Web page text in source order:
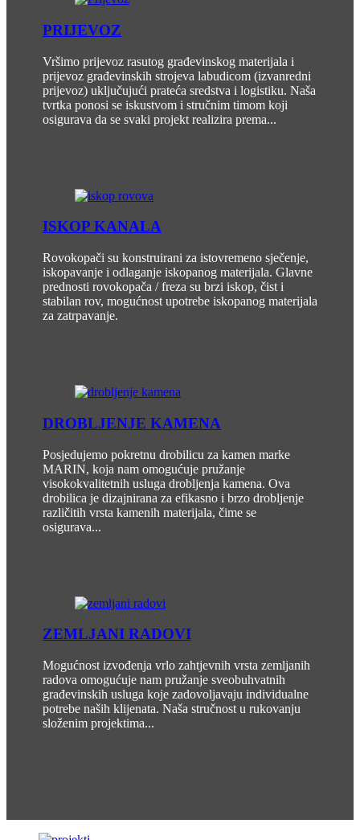
PRIJEVOZ
Vršimo prijevoz rasutog građevinskog materijala i
prijevoz građevinskih strojeva labudicom (izvanredni
prijevoz) uključujući prateća sredstva i logistiku. Naša
tvrtka ponosi se iskustvom i stručnim timom koji
osigurava da se svaki projekt realizira prema...
ISKOP KANALA
Rovokopači su konstruirani za istovremeno sječenje,
iskopavanje i odlaganje iskopanog materijala. Glavne
prednosti rovokopača / freza su brzi iskop, čist i
stabilan rov, mogućnost upotrebe iskopanog materijala
za zatrpavanje.
DROBLJENJE KAMENA
Posjedujemo pokretnu drobilicu za kamen marke
MARIN, koja nam omogućuje pružanje
visokokvalitetnih usluga drobljenja kamena. Ova
drobilica je dizajnirana za efikasno i brzo drobljenje
različitih vrsta kamenih materijala, čime se
osigurava...
ZEMLJANI RADOVI
Mogućnost izvođenja vrlo zahtjevnih vrsta zemljanih
radova omogućuje nam pružanje sveobuhvatnih
građevinskih usluga koje zadovoljavaju individualne
potrebe naših klijenata. Naša stručnost u rukovanju
složenim projektima...